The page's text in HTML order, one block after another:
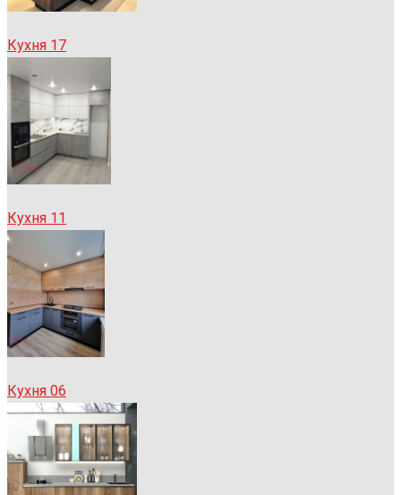
Кухня 17
Кухня 11
Кухня 06